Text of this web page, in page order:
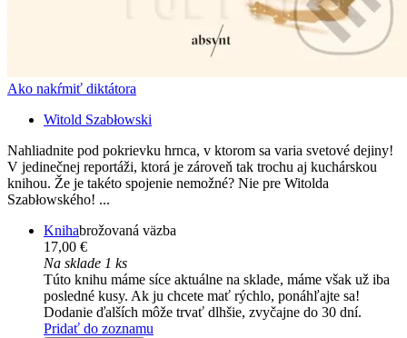
Ako nakŕmiť diktátora
Witold Szabłowski
Nahliadnite pod pokrievku hrnca, v ktorom sa varia svetové dejiny!
V jedinečnej reportáži, ktorá je zároveň tak trochu aj kuchárskou
knihou. Že je takéto spojenie nemožné? Nie pre Witolda
Szabłowského! ...
Knihabrožovaná väzba
17,00 €
Na sklade 1 ks
Túto knihu máme síce aktuálne na sklade, máme však už iba
posledné kusy. Ak ju chcete mať rýchlo, ponáhľajte sa!
Dodanie ďalších môže trvať dlhšie, zvyčajne do 30 dní.
Pridať do zoznamu